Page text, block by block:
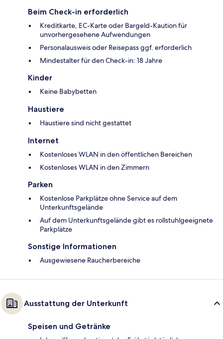
Beim Check-in erforderlich
Kreditkarte, EC-Karte oder Bargeld-Kaution für
unvorhergesehene Aufwendungen
Personalausweis oder Reisepass ggf. erforderlich
Mindestalter für den Check-in: 18 Jahre
Kinder
Keine Babybetten
Haustiere
Haustiere sind nicht gestattet
Internet
Kostenloses WLAN in den öffentlichen Bereichen
Kostenloses WLAN in den Zimmern
Parken
Kostenlose Parkplätze ohne Service auf dem
Unterkunftsgelände
Auf dem Unterkunftsgelände gibt es rollstuhlgeeignete
Parkplätze
Sonstige Informationen
Ausgewiesene Raucherbereiche
Ausstattung der Unterkunft
Speisen und Getränke